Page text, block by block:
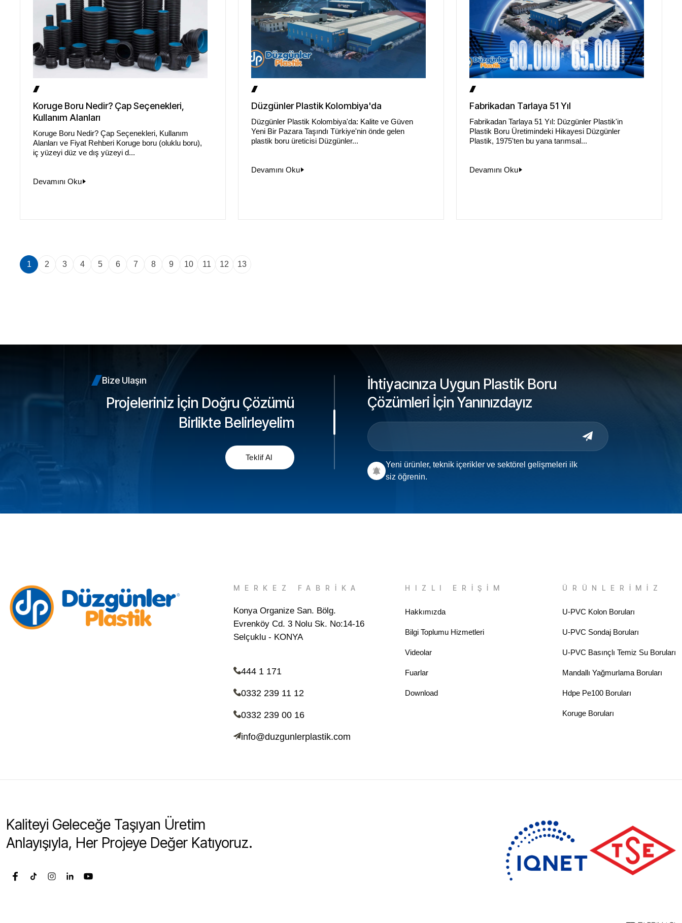
Koruge Boru Nedir? Çap Seçenekleri,
Kullanım Alanları
Koruge Boru Nedir? Çap Seçenekleri, Kullanım
Alanları ve Fiyat Rehberi Koruge boru (oluklu boru),
iç yüzeyi düz ve dış yüzeyi d...
Devamını Oku
Düzgünler Plastik Kolombiya'da
Düzgünler Plastik Kolombiya'da: Kalite ve Güven
Yeni Bir Pazara Taşındı Türkiye'nin önde gelen
plastik boru üreticisi Düzgünler...
Devamını Oku
Fabrikadan Tarlaya 51 Yıl
Fabrikadan Tarlaya 51 Yıl: Düzgünler Plastik'in
Plastik Boru Üretimindeki Hikayesi Düzgünler
Plastik, 1975'ten bu yana tarımsal...
Devamını Oku
1 2 3 4 5 6 7 8 9 10 11 12 13
Bize Ulaşın
Projeleriniz İçin Doğru Çözümü
Birlikte Belirleyelim
İhtiyacınıza Uygun Plastik Boru
Çözümleri İçin Yanınızdayız
Yeni ürünler, teknik içerikler ve sektörel gelişmeleri ilk
siz öğrenin.
MERKEZ FABRİKA
Konya Organize San. Bölg.
Evrenköy Cd. 3 Nolu Sk. No:14-16
Selçuklu - KONYA
444 1 171
0332 239 11 12
0332 239 00 16
info@duzgunlerplastik.com
HIZLI ERİŞİM
Hakkımızda
Bilgi Toplumu Hizmetleri
Videolar
Fuarlar
Download
ÜRÜNLERİMİZ
U-PVC Kolon Boruları
U-PVC Sondaj Boruları
U-PVC Basınçlı Temiz Su Boruları
Mandallı Yağmurlama Boruları
Hdpe Pe100 Boruları
Koruge Boruları
Kaliteyi Geleceğe Taşıyan Üretim
Anlayışıyla, Her Projeye Değer Katıyoruz.